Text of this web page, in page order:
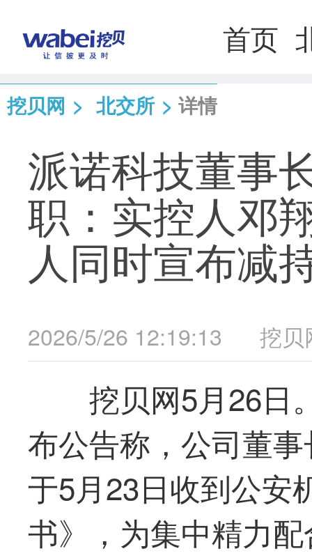
首页
挖贝网 > 北交所 > 详情
派诺科技董事
职：实控人邓
人同时宣布减
2026/5/26 12:19:13 挖贝
挖贝网5月26日
布公告称，公司董
于5月23日收到公安
书》，为集中精力